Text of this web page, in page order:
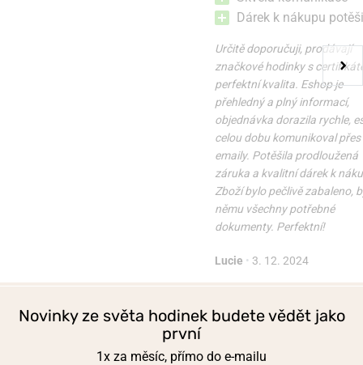
Skladem
Dárek k nákupu
Určitě doporučuji, prodávají
značkové hodinky s
perfektní kvalita. Eshop je
přehledný a plný informací,
objednávka dorazila rychle,
celou dobu komunikoval přes
emaily. Potěšila prodloužená
záruka a kvalitní dárek k
Zboží bylo pečlivě zabaleno,
němu všechny potřebné
dokumenty. Perfektní!
Lucie • 3. 12. 2024
Novinky ze světa hodinek budete vědět jako
první
1x za měsíc, přímo do e-mailu